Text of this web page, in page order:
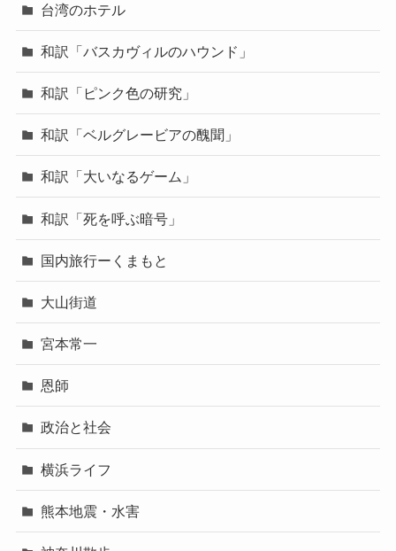
台湾のホテル
和訳「バスカヴィルのハウンド」
和訳「ピンク色の研究」
和訳「ベルグレービアの醜聞」
和訳「大いなるゲーム」
和訳「死を呼ぶ暗号」
国内旅行ーくまもと
大山街道
宮本常一
恩師
政治と社会
横浜ライフ
熊本地震・水害